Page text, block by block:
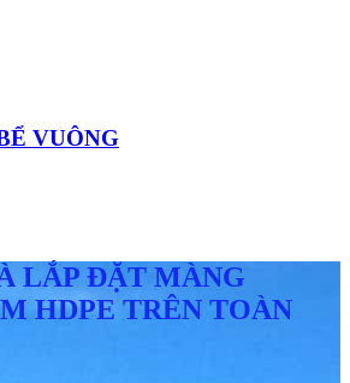
VUÔNG
LẮP ĐẶT MÀNG
HDPE TRÊN TOÀN